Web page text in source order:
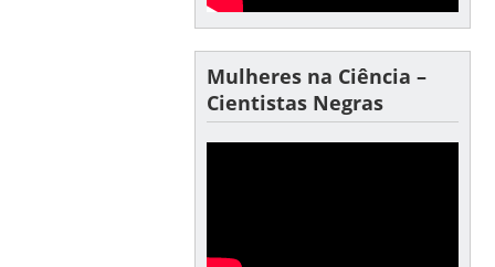
Mulheres na Ciência –
Cientistas Negras